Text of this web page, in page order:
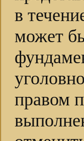
в
может
правом